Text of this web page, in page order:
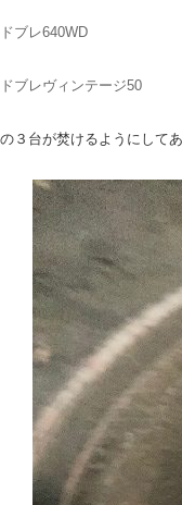
ドブレ640WD
ドブレヴィンテージ50
の３台が焚けるようにして